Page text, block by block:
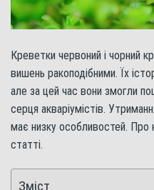
Креветки червоний і чорний
вишень ракоподібними. Їх
але за цей час вони змогли
серця акваріумістів.
має низку особливостей. Про
статті.
Зміст